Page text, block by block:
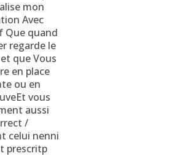
mon
Avec
Que quand
regarde le
que Vous
en place
ou en
vous
aussi
/
celui nenni
prescritp